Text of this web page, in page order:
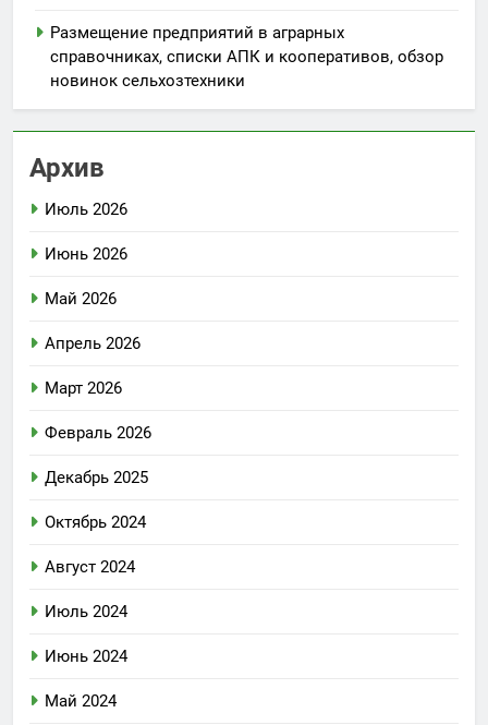
Размещение предприятий в аграрных
справочниках, списки АПК и кооперативов, обзор
новинок сельхозтехники
Архив
Июль 2026
Июнь 2026
Май 2026
Апрель 2026
Март 2026
Февраль 2026
Декабрь 2025
Октябрь 2024
Август 2024
Июль 2024
Июнь 2024
Май 2024